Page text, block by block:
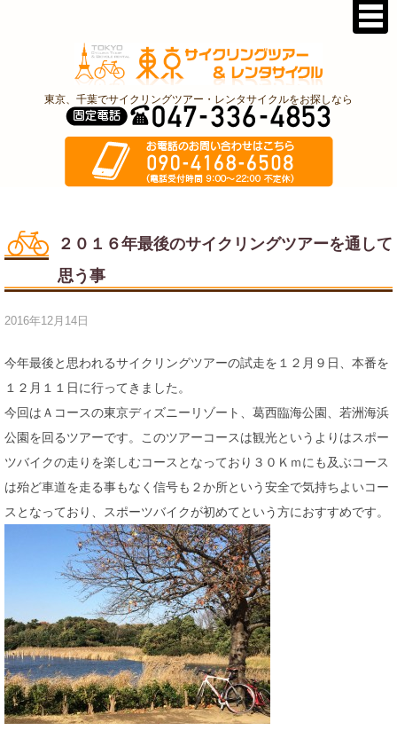
東京、千葉でサイクリングツアー・レンタサイクルをお探しなら
２０１６年最後のサイクリングツアーを通して
思う事
2016年12月14日
今年最後と思われるサイクリングツアーの試走を１２月９日、本番を
１２月１１日に行ってきました。
今回はＡコースの東京ディズニーリゾート、葛西臨海公園、若洲海浜
公園を回るツアーです。このツアーコースは観光というよりはスポー
ツバイクの走りを楽しむコースとなっており３０Ｋｍにも及ぶコース
は殆ど車道を走る事もなく信号も２か所という安全で気持ちよいコー
スとなっており、スポーツバイクが初めてという方におすすめです。